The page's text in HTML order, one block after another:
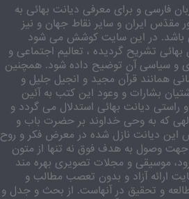
فارسی و برای معرفی دیانت بهائی به
مقدّس ایران و سایر نقاط جهان و نیز
باشد. در این سایت کوشش می شود
بهائی تشریح گردیده ، تعالیم اجتماعی و
و سیاسی آن توضیح داده شود. همچنین
همانند قرآن مجید و انجیل جلیل و
بشارات و وعود این کتب به آئین
دیانت بهائی استدلال می گردد و
که به وحی خداوند بر حضرت باب و
این دیانت نازل شده در معرض فکر و روح
جهت وصول به هدف فوق نه تنها از متون
موسیقی و مجلات تصویری بهره مند
ارائه آزاد و بدون تعصب مطالب و
و تحقیق در آنهاست. از بحث و جدل و